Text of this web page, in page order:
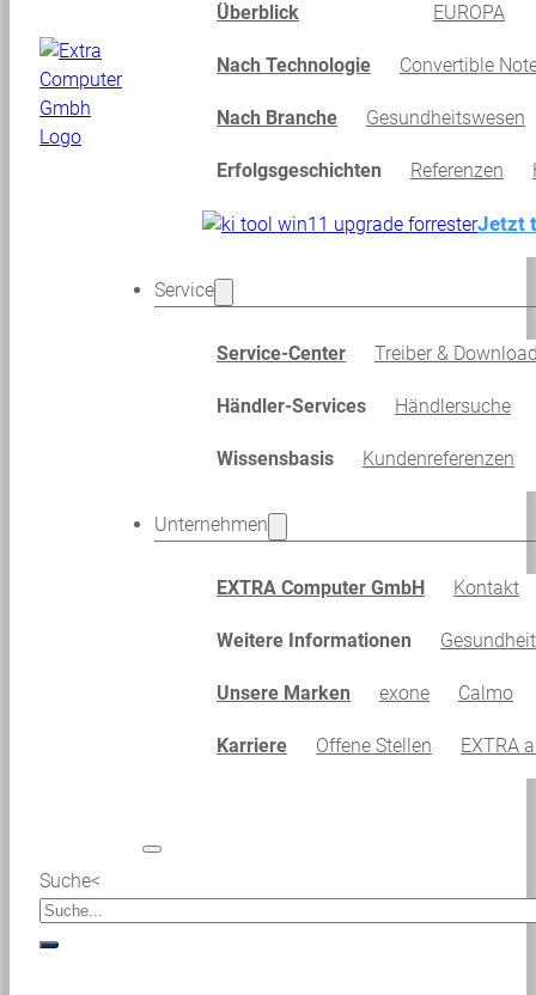
Suche<
suche
Überblick
EUROPA
Nach Technologie Convertible
Nach Branche Gesundheitswesen
Erfolgsgeschichten Referenzen
Jetzt
Service
Service-Center Treiber &
Händler-Services Händlersuche
Wissensbasis Kundenreferenzen
Unternehmen
EXTRA Computer GmbH Kontakt
Weitere Informationen
Unsere Marken exone Calmo
Karriere Offene Stellen EXTRA